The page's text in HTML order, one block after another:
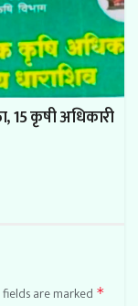
15 कृषी अधिकारी
are marked *